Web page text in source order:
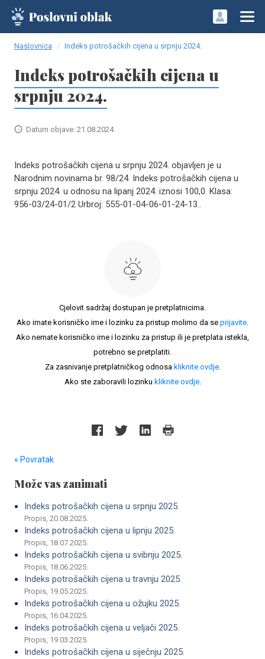
Naslovnica Indeks potrošačkih cijena u srpnju 2024.
Indeks potrošačkih cijena u
srpnju 2024.
Datum objave: 21.08.2024.
Indeks potrošačkih cijena u srpnju 2024. objavljen je u
Narodnim novinama br. 98/24. Indeks potrošačkih cijena u
srpnju 2024. u odnosu na lipanj 2024. iznosi 100,0. Klasa:
956-03/24-01/2 Urbroj: 555-01-04-06-01-24-13..
Cjelovit sadržaj dostupan je pretplatnicima.
Ako imate korisničko ime i lozinku za pristup molimo da se prijavite.
Ako nemate korisničko ime i lozinku za pristup ili je pretplata istekla,
potrebno se pretplatiti.
Za zasnivanje pretplatničkog odnosa kliknite ovdje.
Ako ste zaboravili lozinku kliknite ovdje.
« Povratak
Može vas zanimati
Indeks potrošačkih cijena u srpnju 2025.
Propis, 20.08.2025.
Indeks potrošačkih cijena u lipnju 2025.
Propis, 18.07.2025.
Indeks potrošačkih cijena u svibnju 2025.
Propis, 18.06.2025.
Indeks potrošačkih cijena u travnju 2025.
Propis, 19.05.2025.
Indeks potrošačkih cijena u ožujku 2025.
Propis, 16.04.2025.
Indeks potrošačkih cijena u veljači 2025.
Propis, 19.03.2025.
Indeks potrošačkih cijena u siječnju 2025.